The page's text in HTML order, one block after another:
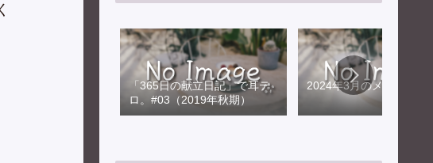
「365日の献立日記」で耳テ
ロ。#03（2019年秋期）
2024年3月のメンテナン